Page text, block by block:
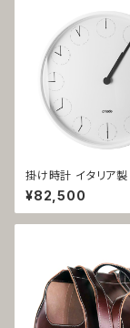
掛け時計 イタリア
ホワイト クロックin
97
¥82,500